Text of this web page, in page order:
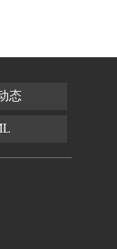
态